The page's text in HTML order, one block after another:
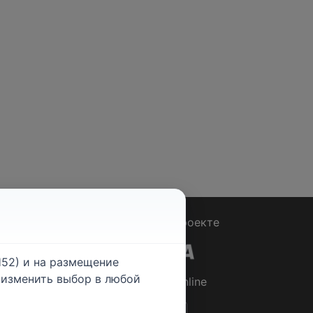
О проекте
© 2026Rabotniki.online
и на размещение
выбор в любой